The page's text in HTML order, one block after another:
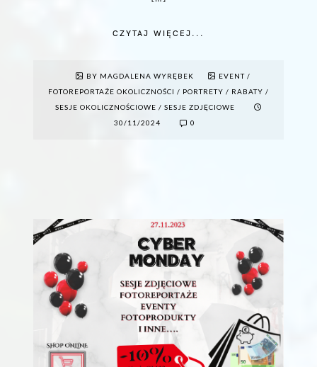
CZYTAJ WIĘCEJ...
BY MAGDALENA WYRĘBEK EVENT/
FOTOREPORTAŻE OKOLICZNOŚCI / PORTRETY / RABATY /
SESJE OKOLICZNOŚCIOWE / SESJE ZDJĘCIOWE
30/11/2024
0